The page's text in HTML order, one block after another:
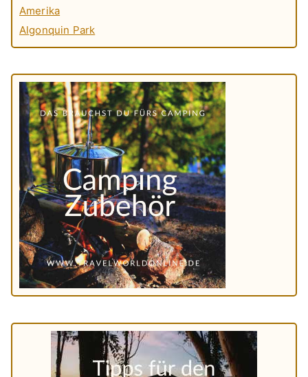
Amerika
Algonquin Park